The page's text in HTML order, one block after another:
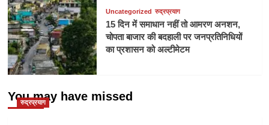
Uncategorized रुद्रप्रयाग
15 दिन में समाधान नहीं तो आमरण अनशन,
चोपता बाजार की बदहाली पर जनप्रतिनिधियों
का प्रशासन को अल्टीमेटम
You may have missed
रुद्रप्रयाग